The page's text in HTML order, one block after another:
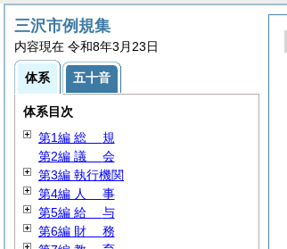
三沢市例規集
内容現在 令和8年3月23日
体系 五十音
体系目次
第1編 総 規
第2編 議 会
第3編 執行機関
第4編 人 事
第5編 給 与
第6編 財 務